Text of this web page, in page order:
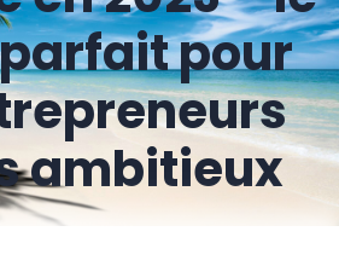
pour
ambitieux